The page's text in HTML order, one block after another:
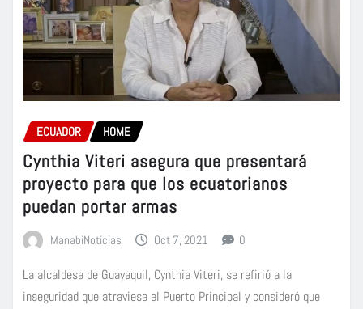
ECUADOR HOME
Cynthia Viteri asegura que presentará
proyecto para que los ecuatorianos
puedan portar armas
ManabiNoticias Oct 7, 2021 0
La alcaldesa de Guayaquil, Cynthia Viteri, se refirió a la
inseguridad que atraviesa el Puerto Principal y consideró que